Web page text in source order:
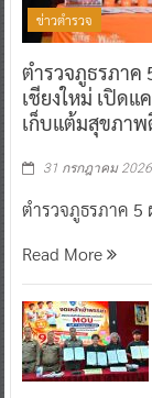
ข่าวตำรวจ
ตำรวจภูธรภาค
เชียงใหม่ เปิดแ
เก็บแต้มสุขภาพ
31 กรกฎาคม 2026
ตำรวจภูธรภาค 5
Read More